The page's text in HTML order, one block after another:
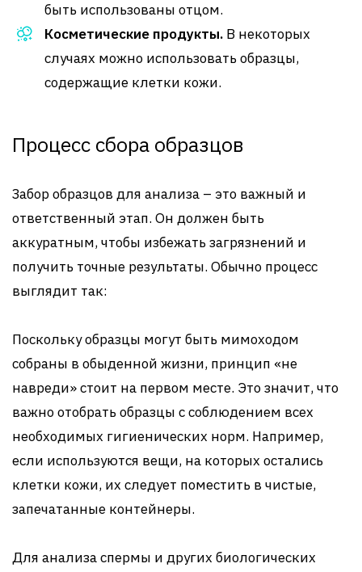
быть использованы отцом.
Косметические продукты. В некоторых
случаях можно использовать образцы,
содержащие клетки кожи.
Процесс сбора образцов
Забор образцов для анализа – это важный и
ответственный этап. Он должен быть
аккуратным, чтобы избежать загрязнений и
получить точные результаты. Обычно процесс
выглядит так:
Поскольку образцы могут быть мимоходом
собраны в обыденной жизни, принцип «не
навреди» стоит на первом месте. Это значит, что
важно отобрать образцы с соблюдением всех
необходимых гигиенических норм. Например,
если используются вещи, на которых остались
клетки кожи, их следует поместить в чистые,
запечатанные контейнеры.
Для анализа спермы и других биологических